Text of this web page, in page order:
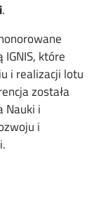
.
które
i realizacji lotu
została
Nauki i
i